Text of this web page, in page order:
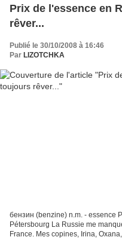
Prix de l'essence en
rêver...
Publié le 30/10/2008 à 16:46
Par LIZOTCHKA
бензин (benzine) n.m. - essence
Pétersbourg La Russie me
France. Mes copines, Irina,